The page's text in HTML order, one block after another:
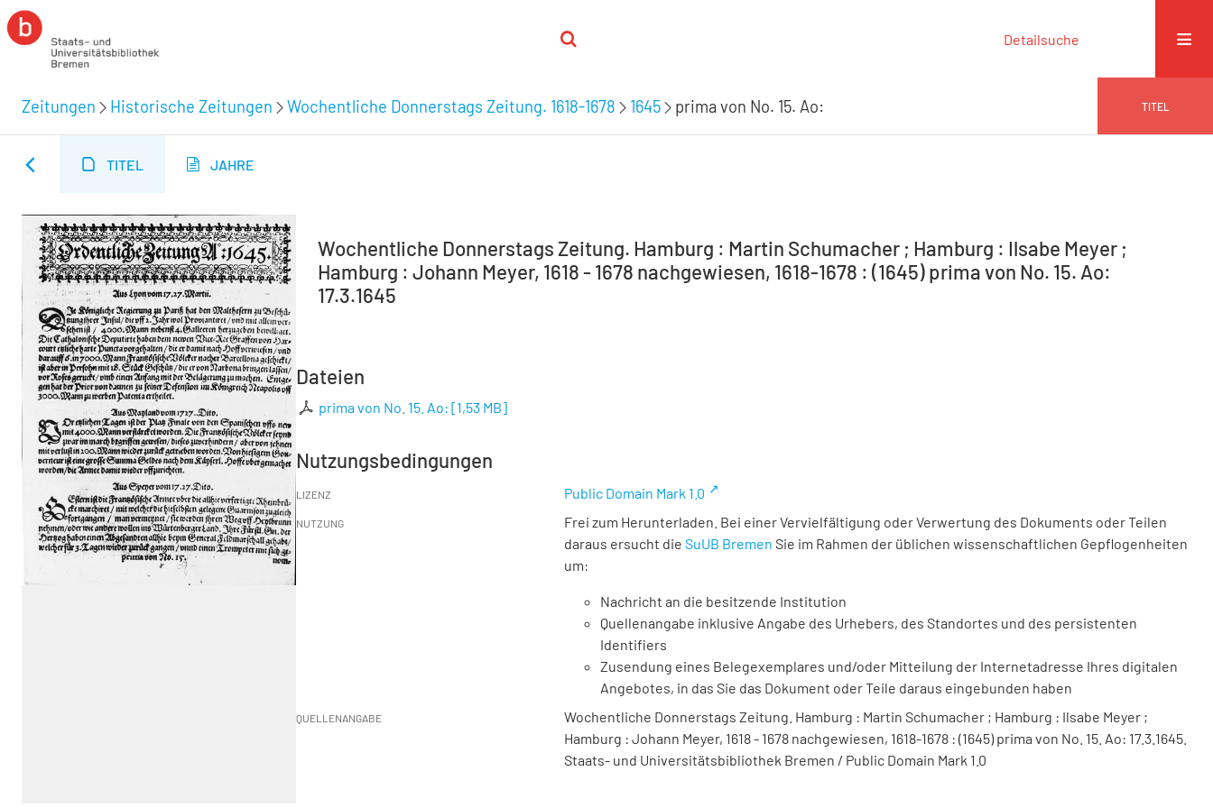
Detailsuche
Zeitungen Historische Zeitungen Wochentliche Donnerstags Zeitung. 1618-1678 1645 prima von No. 15. Ao: TITEL
TITEL JAHRE
Wochentliche Donnerstags Zeitung. Hamburg : Martin Schumacher ; Hamburg : Ilsabe Meyer ;
Hamburg : Johann Meyer, 1618 - 1678 nachgewiesen, 1618-1678 : (1645) prima von No. 15. Ao:
17.3.1645
Dateien
prima von No. 15. Ao: [1,53 MB]
Nutzungsbedingungen
LIZENZ Public Domain Mark 1.0
NUTZUNG
Frei zum Herunterladen. Bei einer Vervielfältigung oder Verwertung des Dokuments oder Teilen
daraus ersucht die SuUB Bremen Sie im Rahmen der üblichen wissenschaftlichen Gepflogenheiten
um:
Nachricht an die besitzende Institution
Quellenangabe inklusive Angabe des Urhebers, des Standortes und des persistenten
Identifiers
Zusendung eines Belegexemplares und/oder Mitteilung der Internetadresse Ihres digitalen
Angebotes, in das Sie das Dokument oder Teile daraus eingebunden haben
QUELLENANGABE
Wochentliche Donnerstags Zeitung. Hamburg : Martin Schumacher ; Hamburg : Ilsabe Meyer ;
Hamburg : Johann Meyer, 1618 - 1678 nachgewiesen, 1618-1678 : (1645) prima von No. 15. Ao: 17.3.1645.
Staats- und Universitätsbibliothek Bremen / Public Domain Mark 1.0